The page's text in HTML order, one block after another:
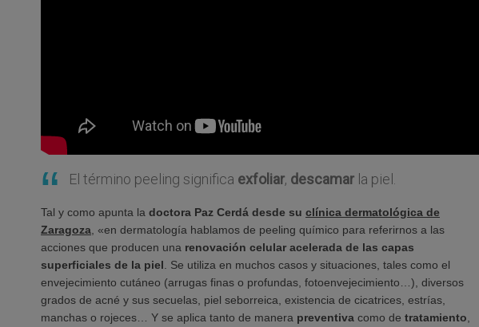
El término peeling significa exfoliar, descamar la piel.
Tal y como apunta la doctora Paz Cerdá desde su clínica dermatológica de
Zaragoza , «en dermatología hablamos de peeling químico para referirnos a las
acciones que producen una renovación celular acelerada de las capas
superficiales de la piel . Se utiliza en muchos casos y situaciones, tales como el
envejecimiento cutáneo (arrugas finas o profundas, fotoenvejecimiento…), diversos
grados de acné y sus secuelas, piel seborreica, existencia de cicatrices, estrías,
manchas o rojeces… Y se aplica tanto de manera preventiva como de tratamiento